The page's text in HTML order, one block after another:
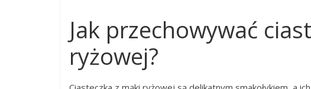
Jak przechowywać
ryżowej?